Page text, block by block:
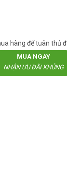
hàng để tuân thủ
MUA NGAY
NHẬN ƯU ĐÃI KHỦNG